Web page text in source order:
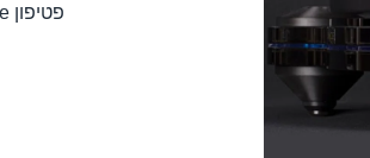
פטיפון Origine מבית ORACLE. מוצר פרימיום במחיר משתלם ונוח